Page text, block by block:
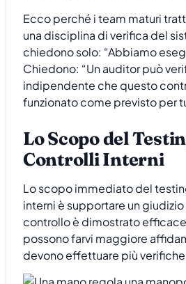
Ecco perché i team maturi
una disciplina di verifica del
chiedono solo: “Abbiamo
Chiedono: “Un auditor può
indipendente che questo
funzionato come previsto per
Lo Scopo del
Controlli Interni
Lo scopo immediato del
interni è supportare un giudizio
controllo è dimostrato
possono farvi maggiore
devono effettuare più